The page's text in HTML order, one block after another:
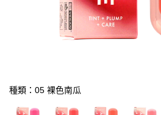
種類：05 裸色南瓜